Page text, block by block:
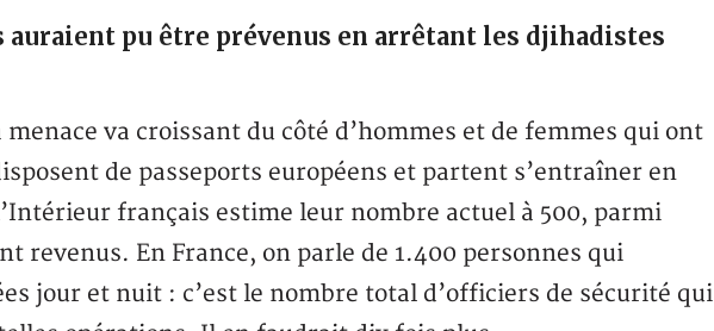
auraient pu être prévenus en arrêtant les djihadistes
va croissant du côté d’hommes et de femmes qui ont
de passeports européens et partent s’entraîner en
français estime leur nombre actuel à 500, parmi
revenus. En France, on parle de 1.400 personnes qui
jour et nuit : c’est le nombre total d’officiers de sécurité qui